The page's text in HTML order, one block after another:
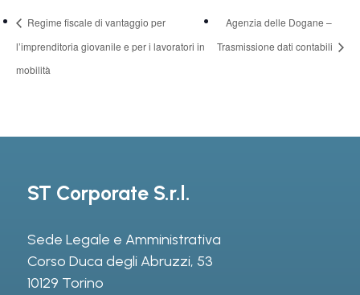
Regime fiscale di vantaggio per
l’imprenditoria giovanile e per i lavoratori in
mobilità
Agenzia delle Dogane –
Trasmissione dati contabili
ST Corporate S.r.l.
Sede Legale e Amministrativa
Corso Duca degli Abruzzi, 53
10129 Torino